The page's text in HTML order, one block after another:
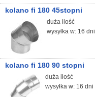
kolano fi 180 45stopni
duża ilość
wysyłka w: 16 dni
kolano fi 180 90 stopni
duża ilość
wysyłka w: 16 dni